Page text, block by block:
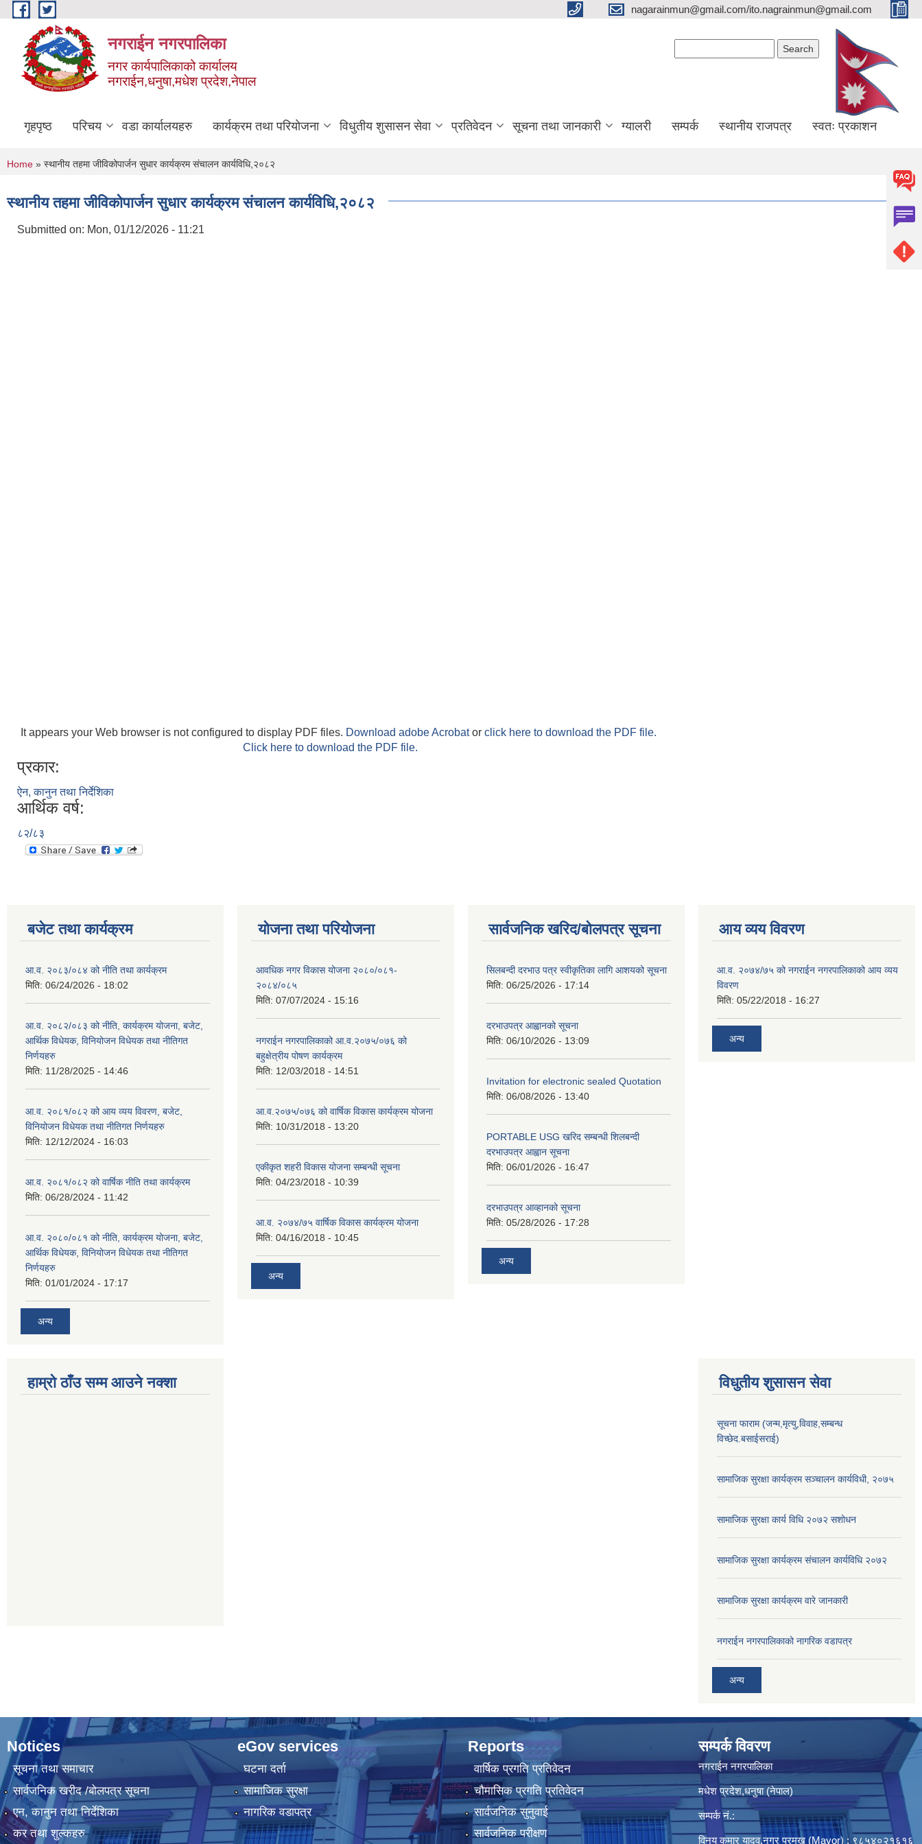
Skip to main content nagarainmun@gmail.com/ito.nagrainmun@gmail.com
नगराईन नगरपालिका
नगर कार्यपालिकाको कार्यालय
नगराईन,धनुषा,मधेश प्रदेश,नेपाल
गृहपृष्ठ परिचय वडा कार्यालयहरु कार्यक्रम तथा परियोजना विधुतीय शुसासन सेवा प्रतिवेदन सूचना तथा जानकारी ग्यालरी सम्पर्क स्थानीय राजपत्र स्वतः प्रकाशन
You are here
Home » स्थानीय तहमा जीविकोपार्जन सुधार कार्यक्रम संचालन कार्यविधि,२०८२
स्थानीय तहमा जीविकोपार्जन सुधार कार्यक्रम संचालन कार्यविधि,२०८२
Submitted on: Mon, 01/12/2026 - 11:21
It appears your Web browser is not configured to display PDF files. Download adobe Acrobator click here to download the PDF file.
Click here to download the PDF file.
प्रकार:
ऐन, कानुन तथा निर्देशिका
आर्थिक वर्ष:
८२/८३
बजेट तथा कार्यक्रम
आ.व. २०८३/०८४ को नीति तथा कार्यक्रम
मिति: 06/24/2026 - 18:02
आ.व. २०८२/०८३ को नीति, कार्यक्रम योजना, बजेट,
आर्थिक विधेयक, विनियोजन विधेयक तथा नीतिगत
निर्णयहरु
मिति: 11/28/2025 - 14:46
आ.व. २०८१/०८२ को आय व्यय विवरण, बजेट,
विनियोजन विधेयक तथा नीतिगत निर्णयहरु
मिति: 12/12/2024 - 16:03
आ.व. २०८१/०८२ को वार्षिक नीति तथा कार्यक्रम
मिति: 06/28/2024 - 11:42
आ.व. २०८०/०८१ को नीति, कार्यक्रम योजना, बजेट,
आर्थिक विधेयक, विनियोजन विधेयक तथा नीतिगत
निर्णयहरु
मिति: 01/01/2024 - 17:17
अन्य
योजना तथा परियोजना
आवधिक नगर विकास योजना २०८०/०८१-
२०८४/०८५
मिति: 07/07/2024 - 15:16
नगराईन नगरपालिकाको आ.व.२०७५/०७६ को
बहुक्षेत्रीय पोषण कार्यक्रम
मिति: 12/03/2018 - 14:51
आ.व.२०७५/०७६ को वार्षिक विकास कार्यक्रम योजना
मिति: 10/31/2018 - 13:20
एकीकृत शहरी विकास योजना सम्बन्धी सूचना
मिति: 04/23/2018 - 10:39
आ.व. २०७४/७५ वार्षिक विकास कार्यक्रम योजना
मिति: 04/16/2018 - 10:45
अन्य
सार्वजनिक खरिद/बोलपत्र सूचना
सिलबन्दी दरभाउ पत्र स्वीकृतिका लागि आशयको सूचना
मिति: 06/25/2026 - 17:14
दरभाउपत्र आह्वानको सूचना
मिति: 06/10/2026 - 13:09
Invitation for electronic sealed Quotation
मिति: 06/08/2026 - 13:40
PORTABLE USG खरिद सम्बन्धी शिलबन्दी
दरभाउपत्र आह्वान सूचना
मिति: 06/01/2026 - 16:47
दरभाउपत्र आव्हानको सूचना
मिति: 05/28/2026 - 17:28
अन्य
आय व्यय विवरण
आ.व. २०७४/७५ को नगराईन नगरपालिकाको आय व्यय
विवरण
मिति: 05/22/2018 - 16:27
अन्य
हाम्रो ठाँउ सम्म आउने नक्शा विधुतीय शुसासन सेवा
सूचना फाराम (जन्म,मृत्यु,विवाह,सम्बन्ध
विच्छेद.बसाईसराई)
सामाजिक सुरक्षा कार्यक्रम सञ्चालन कार्यविधी, २०७५
सामाजिक सुरक्षा कार्य विधि २०७२ स‌शोधन
सामाजिक सुरक्षा कार्यक्रम संचालन कार्यविधि २०७२
सामाजिक सुरक्षा कार्यक्रम वारे जानकारी
नगराईन नगरपालिकाको नागरिक वडापत्र
अन्य
Notices
सूचना तथा समाचार
सार्वजनिक खरीद /बोलपत्र सूचना
एन, कानुन तथा निर्देशिका
कर तथा शुल्कहरु
eGov services
घटना दर्ता
सामाजिक सुरक्षा
नागरिक वडापत्र
Reports
वार्षिक प्रगति प्रतिवेदन
चौमासिक प्रगति प्रतिवेदन
सार्वजनिक सुनुवाई
सार्वजनिक परीक्षण
सम्पर्क विवरण
नगराईन नगरपालिका
मधेश प्रदेश,धनुषा (नेपाल)
सम्पर्क नं.:
विनय कुमार यादव,नगर प्रमुख (Mayor) : ९८५४०२१६१६